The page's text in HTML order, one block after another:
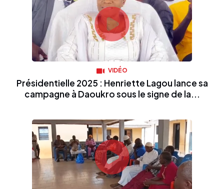
VIDÉO
Présidentielle 2025 : Henriette Lagou lance sa
campagne à Daoukro sous le signe de la...